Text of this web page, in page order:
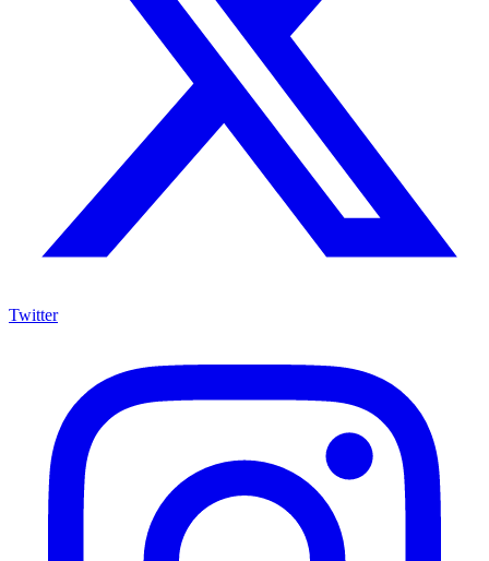
Twitter